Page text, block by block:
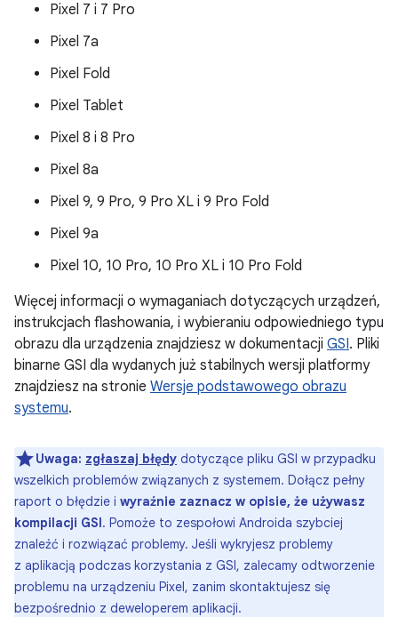
Pixel 7 i 7 Pro
Pixel 7a
Pixel Fold
Pixel Tablet
Pixel 8 i 8 Pro
Pixel 8a
Pixel 9, 9 Pro, 9 Pro XL i 9 Pro Fold
Pixel 9a
Pixel 10, 10 Pro, 10 Pro XL i 10 Pro Fold
Więcej informacji o wymaganiach dotyczących urządzeń,
instrukcjach flashowania, i wybieraniu odpowiedniego typu
obrazu dla urządzenia znajdziesz w dokumentacji GSI. Pliki
binarne GSI dla wydanych już stabilnych wersji platformy
znajdziesz na stronie Wersje podstawowego obrazu
systemu.
Uwaga: zgłaszaj błędy dotyczące pliku GSI w przypadku
wszelkich problemów związanych z systemem. Dołącz pełny
raport o błędzie i wyraźnie zaznacz w opisie, że używasz
kompilacji GSI. Pomoże to zespołowi Androida szybciej
znaleźć i rozwiązać problemy. Jeśli wykryjesz problemy
z aplikacją podczas korzystania z GSI, zalecamy odtworzenie
problemu na urządzeniu Pixel, zanim skontaktujesz się
bezpośrednio z deweloperem aplikacji.